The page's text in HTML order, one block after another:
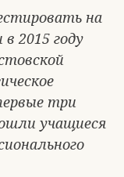
на
2015 году
три
учащиеся